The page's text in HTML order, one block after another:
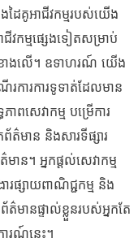
ងដៃគូអាជីវកម្មរបស់យើង
ជីវកម្មផ្សេងទៀតសម្រាប់
ងលើ។ ឧទាហរណ៍ យើង
ការការទូទាត់ដែលមាន
ពសេវាកម្ម បម្រើការ
ត៌មាន និងសារទីផ្សារ
ាន។ អ្នកផ្តល់សេវាកម្ម
ារផ្សាយពាណិជ្ជកម្ម និង
ព័ត៌មានផ្ទាល់ខ្លួនរបស់អ្នកតែ
រណ៍នេះ។